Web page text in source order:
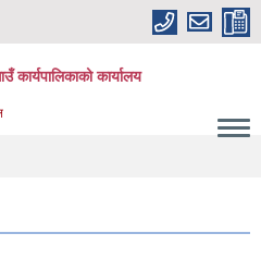
कार्यपालिकाको कार्यालय